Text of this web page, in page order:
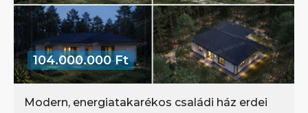
104.000.000 Ft
Modern, energiatakarékos családi ház erdei